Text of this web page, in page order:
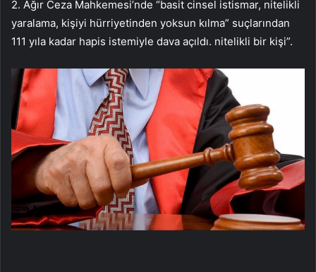
2. Ağır Ceza Mahkemesi’nde “basit cinsel istismar, nitelikli
yaralama, kişiyi hürriyetinden yoksun kılma” suçlarından
111 yıla kadar hapis istemiyle dava açıldı. nitelikli bir kişi”.